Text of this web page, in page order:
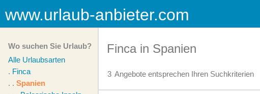
www.urlaub-anbieter.com
Wo suchen Sie Urlaub?
Alle Urlaubsarten
. Finca
. . Spanien
Finca in Spanien
3 Angebote entsprechen Ihren Suchkriterien